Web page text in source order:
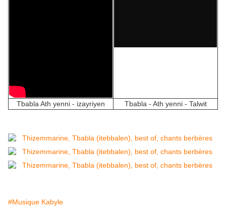
Tbabla Ath yenni - izayriyen Tbabla - Ath yenni - Talwit
#Musique Kabyle